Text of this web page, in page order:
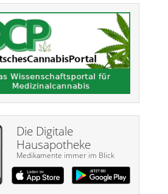
Die Digitale
Hausapotheke
Medikamente immer im Blick